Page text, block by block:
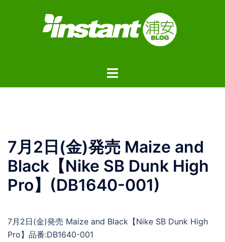
ト
ー
7月2日(金)発売 Maize and
Black【Nike SB Dunk High
Pro】(DB1640-001)
7月2日(金)発売 Maize and Black【Nike SB Dunk High
Pro】品番:DB1640-001